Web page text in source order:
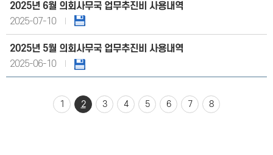
2025년 6월 의회사무국 업무추진비 사용내역
2025-07-10
2025년 5월 의회사무국 업무추진비 사용내역
2025-06-10
1 2 3 4 5 6 7 8